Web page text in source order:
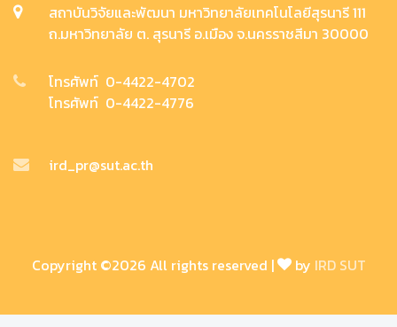
สถาบันวิจัยและพัฒนา มหาวิทยาลัยเทคโนโลยีสุรนารี 111
ถ.มหาวิทยาลัย ต. สุรนารี อ.เมือง จ.นครราชสีมา 30000
โทรศัพท์ 0-4422-4702
โทรศัพท์ 0-4422-4776
ird_pr@sut.ac.th
Copyright ©2026 All rights reserved | by IRD SUT